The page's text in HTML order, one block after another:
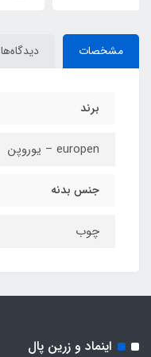
مشخصات دیدگاه‌ها
برند
europen – یوروپن
جنس بدنه
چوب
اینماد و زرین پال